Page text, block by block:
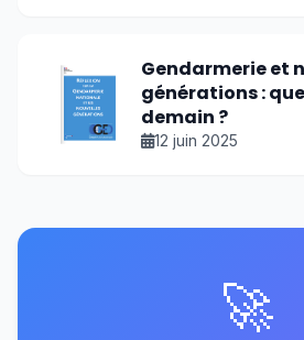
Gendarmerie et
générations :
demain ?
12 juin 2025
🚀